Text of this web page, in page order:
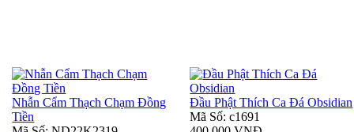
Nhẫn Cẩm Thạch Chạm Đồng
Tiền
Đầu Phật Thích Ca Đá Obsidian
Mã Số: c1691